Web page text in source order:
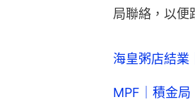
局聯絡，以便
海皇粥店結
MPF｜積金